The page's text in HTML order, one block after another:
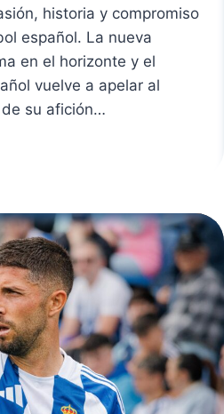
historia y compromiso
español. La nueva
en el horizonte y el
vuelve a apelar al
su afición…